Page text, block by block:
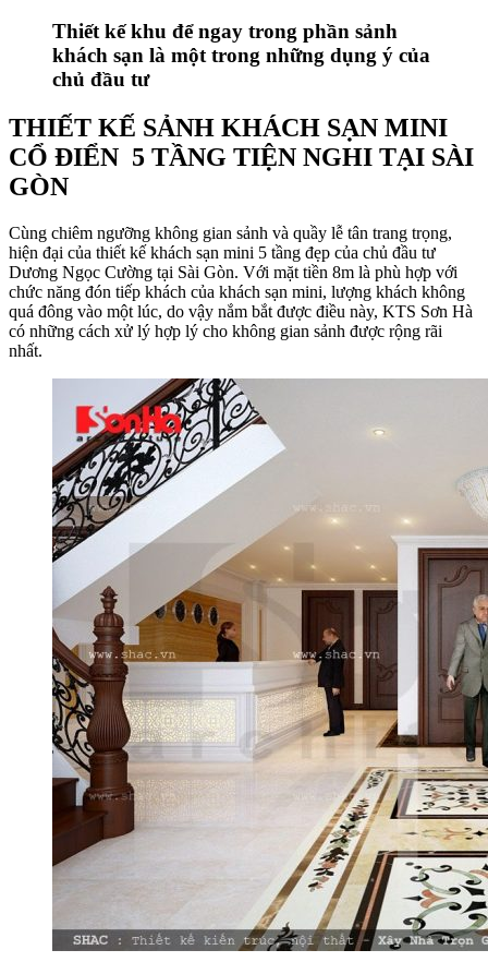
Thiết kế khu để ngay trong phần sảnh
khách sạn là một trong những dụng ý của
chủ đầu tư
THIẾT KẾ SẢNH KHÁCH SẠN MINI
CỔ ĐIỂN 5 TẦNG TIỆN NGHI TẠI SÀI
GÒN
Cùng chiêm ngưỡng không gian sảnh và quầy lễ tân trang trọng,
hiện đại của thiết kế khách sạn mini 5 tầng đẹp của chủ đầu tư
Dương Ngọc Cường tại Sài Gòn. Với mặt tiền 8m là phù hợp với
chức năng đón tiếp khách của khách sạn mini, lượng khách không
quá đông vào một lúc, do vậy nắm bắt được điều này, KTS Sơn Hà
có những cách xử lý hợp lý cho không gian sảnh được rộng rãi
nhất.